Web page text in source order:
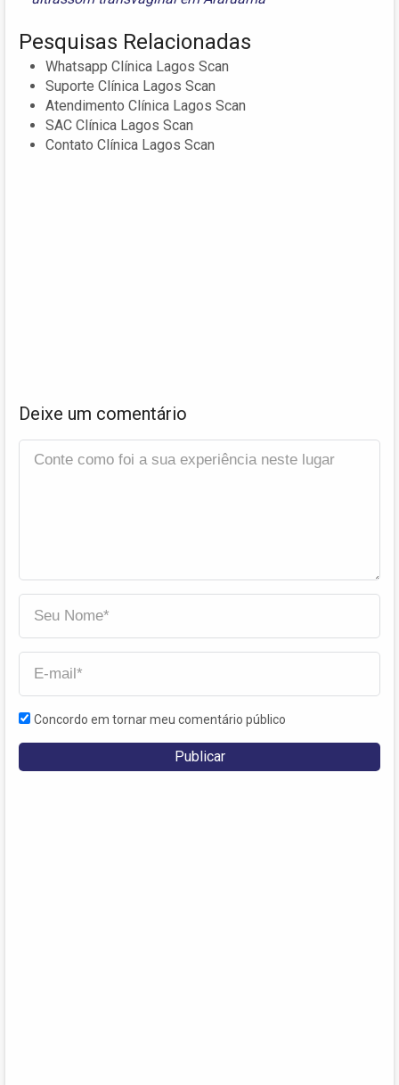
Pesquisas Relacionadas
Whatsapp Clínica Lagos Scan
Suporte Clínica Lagos Scan
Atendimento Clínica Lagos Scan
SAC Clínica Lagos Scan
Contato Clínica Lagos Scan
Deixe um comentário
Concordo em tornar meu comentário público